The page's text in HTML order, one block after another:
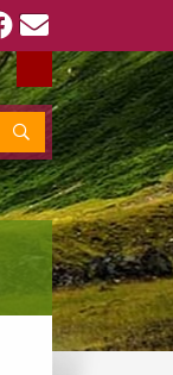
Vyhledat